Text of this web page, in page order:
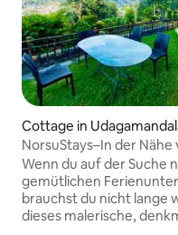
Cottage in
m
NorsuStays–In der Nähe
Rosegarden-Blick auf
See
Wenn du auf der Suche
gemütlichen
brauchst du nicht lange
dieses malerische,